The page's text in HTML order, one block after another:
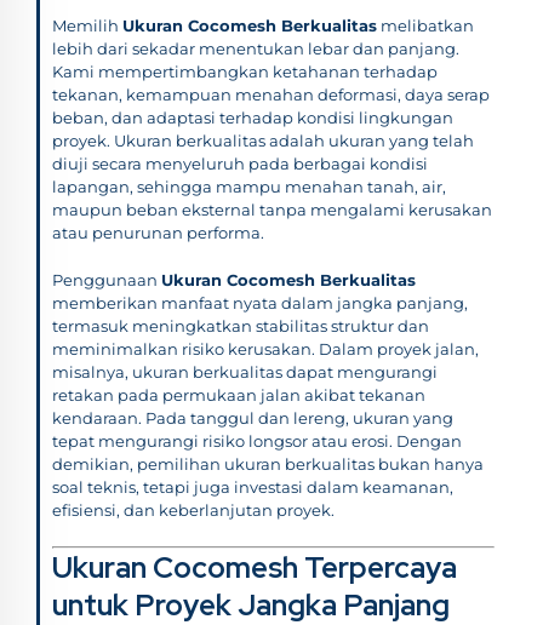
Memilih Ukuran Cocomesh Berkualitas melibatkan
lebih dari sekadar menentukan lebar dan panjang.
Kami mempertimbangkan ketahanan terhadap
tekanan, kemampuan menahan deformasi, daya serap
beban, dan adaptasi terhadap kondisi lingkungan
proyek. Ukuran berkualitas adalah ukuran yang telah
diuji secara menyeluruh pada berbagai kondisi
lapangan, sehingga mampu menahan tanah, air,
maupun beban eksternal tanpa mengalami kerusakan
atau penurunan performa.
Penggunaan Ukuran Cocomesh Berkualitas
memberikan manfaat nyata dalam jangka panjang,
termasuk meningkatkan stabilitas struktur dan
meminimalkan risiko kerusakan. Dalam proyek jalan,
misalnya, ukuran berkualitas dapat mengurangi
retakan pada permukaan jalan akibat tekanan
kendaraan. Pada tanggul dan lereng, ukuran yang
tepat mengurangi risiko longsor atau erosi. Dengan
demikian, pemilihan ukuran berkualitas bukan hanya
soal teknis, tetapi juga investasi dalam keamanan,
efisiensi, dan keberlanjutan proyek.
Ukuran Cocomesh Terpercaya
untuk Proyek Jangka Panjang